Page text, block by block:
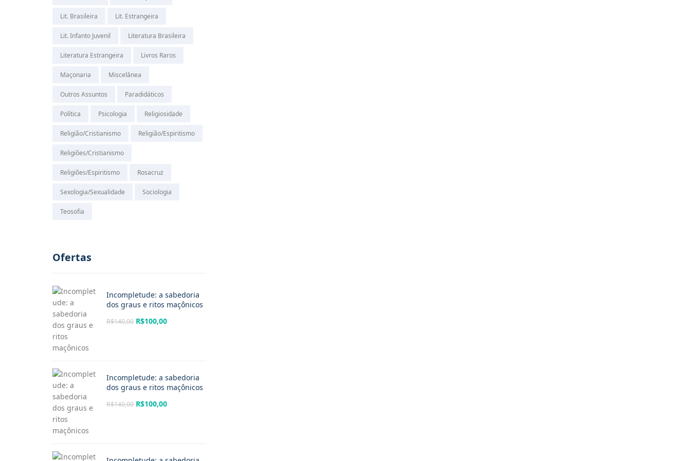
Lit. Brasileira Lit. Estrangeira
Lit. Infanto Juvenil Literatura Brasileira
Literatura Estrangeira Livros Raros
Maçonaria Miscelânea
Outros Assuntos Paradidáticos
Política Psicologia Religiosidade
Religião/Cristianismo Religião/Espiritismo
Religiões/Cristianismo
Religiões/Espiritismo Rosacruz
Sexologia/Sexualidade Sociologia
Teosofia
Ofertas
Incompletude: a sabedoria
dos graus e ritos maçônicos
R$140,00 R$100,00
Incompletude: a sabedoria
dos graus e ritos maçônicos
R$140,00 R$100,00